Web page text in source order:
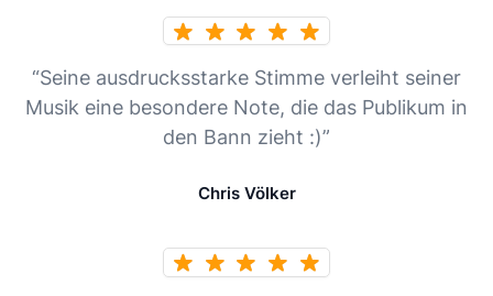
“Seine ausdrucksstarke Stimme verleiht seiner
Musik eine besondere Note, die das Publikum in
den Bann zieht :)”
Chris Völker